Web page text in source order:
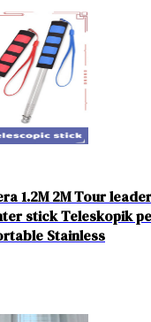
1.2M 2M Tour
stick Teleskopik
Stainless